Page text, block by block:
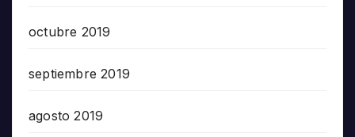
octubre 2019
septiembre 2019
agosto 2019